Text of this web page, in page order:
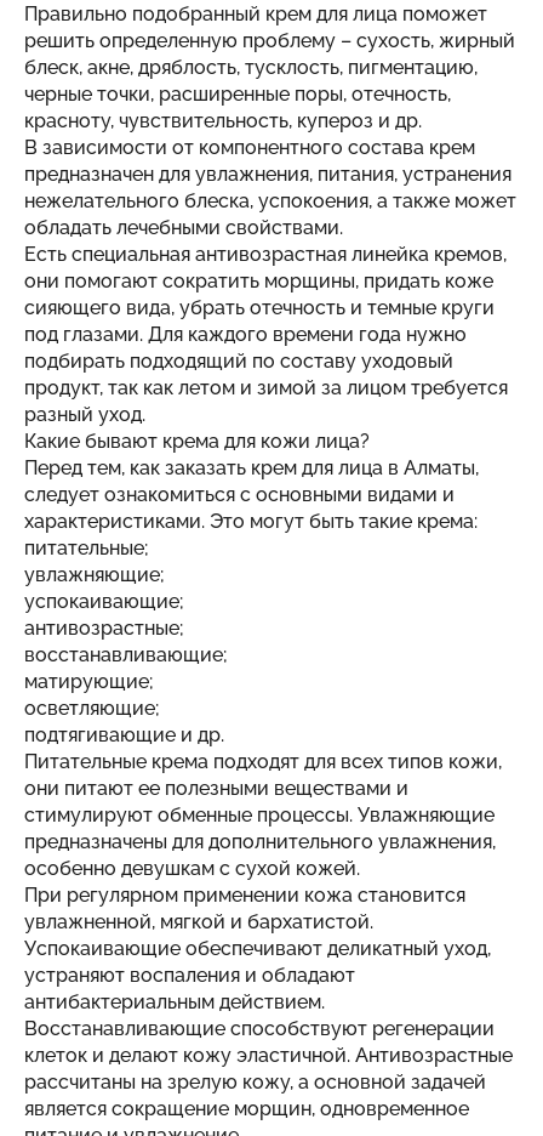
Правильно подобранный крем для лица поможет
решить определенную проблему – сухость, жирный
блеск, акне, дряблость, тусклость, пигментацию,
черные точки, расширенные поры, отечность,
красноту, чувствительность, купероз и др.
В зависимости от компонентного состава крем
предназначен для увлажнения, питания, устранения
нежелательного блеска, успокоения, а также может
обладать лечебными свойствами.
Есть специальная антивозрастная линейка кремов,
они помогают сократить морщины, придать коже
сияющего вида, убрать отечность и темные круги
под глазами. Для каждого времени года нужно
подбирать подходящий по составу уходовый
продукт, так как летом и зимой за лицом требуется
разный уход.
Какие бывают крема для кожи лица?
Перед тем, как заказать крем для лица в Алматы,
следует ознакомиться с основными видами и
характеристиками. Это могут быть такие крема:
питательные;
увлажняющие;
успокаивающие;
антивозрастные;
восстанавливающие;
матирующие;
осветляющие;
подтягивающие и др.
Питательные крема подходят для всех типов кожи,
они питают ее полезными веществами и
стимулируют обменные процессы. Увлажняющие
предназначены для дополнительного увлажнения,
особенно девушкам с сухой кожей.
При регулярном применении кожа становится
увлажненной, мягкой и бархатистой.
Успокаивающие обеспечивают деликатный уход,
устраняют воспаления и обладают
антибактериальным действием.
Восстанавливающие способствуют регенерации
клеток и делают кожу эластичной. Антивозрастные
рассчитаны на зрелую кожу, а основной задачей
является сокращение морщин, одновременное